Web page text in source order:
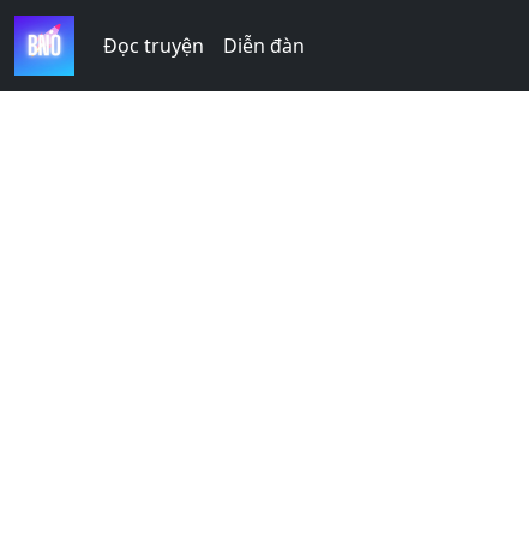
Đọc truyện Diễn đàn